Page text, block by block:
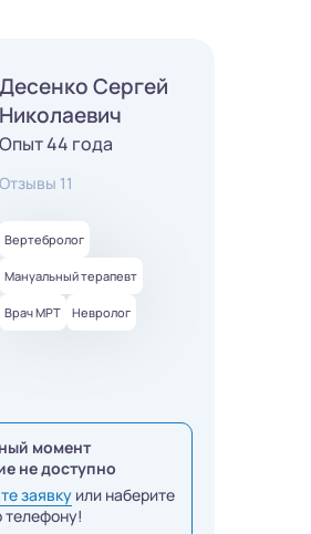
Десенко Сергей
Николаевич
Опыт 44 года
Отзывы 11
Вертебролог
Мануальный терапевт
Врач МРТ Невролог
момент
не доступно
заявку или наберите
телефону!